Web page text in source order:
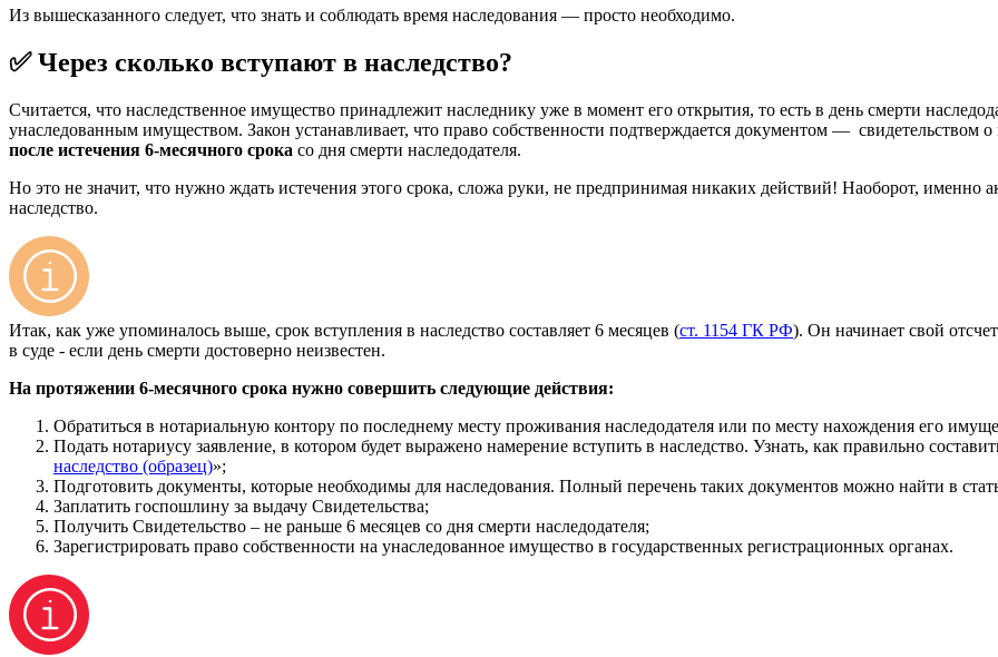
Из вышесказанного следует, что знать и соблюдать время наследования — просто необходимо.
✅ Через сколько вступают в наследство?
Считается, что наследственное имущество принадлежит наследнику уже в момент его открытия, то есть в день смерти
унаследованным имуществом. Закон устанавливает, что право собственности подтверждается документом — свидетельством
после истечения 6-месячного срока со дня смерти наследодателя.
Но это не значит, что нужно ждать истечения этого срока, сложа руки, не предпринимая никаких действий! Наоборот, именно
наследство.
Итак, как уже упоминалось выше, срок вступления в наследство составляет 6 месяцев (ст. 1154 ГК РФ). Он начинает свой
в суде - если день смерти достоверно неизвестен.
На протяжении 6-месячного срока нужно совершить следующие действия:
Обратиться в нотариальную контору по последнему месту проживания наследодателя или по месту нахождения его
Подать нотариусу заявление, в котором будет выражено намерение вступить в наследство. Узнать, как правильно
наследство (образец)»;
Подготовить документы, которые необходимы для наследования. Полный перечень таких документов можно найти в
Заплатить госпошлину за выдачу Свидетельства;
Получить Свидетельство – не раньше 6 месяцев со дня смерти наследодателя;
Зарегистрировать право собственности на унаследованное имущество в государственных регистрационных органах.